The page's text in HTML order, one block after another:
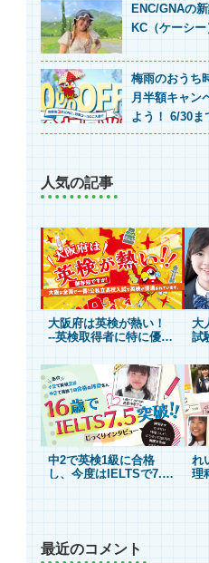
ENC/GNAの
KC（ケーシー
梅雨のおうち
月半額キャン
よう！ 6/30ま
人気の記事
大阪府は英検が熱い！
--英検取得者に特に優遇
受験制度」をご紹介！
大
試
ら
け
中2で英検1級に合格
し、今度はIELTSで7.5
れ
理
最近のコメント